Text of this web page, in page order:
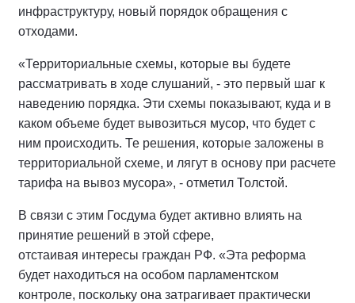
инфраструктуру, новый порядок обращения с
отходами.
«Территориальные схемы, которые вы будете
рассматривать в ходе слушаний, - это первый шаг к
наведению порядка. Эти схемы показывают, куда и в
каком объеме будет вывозиться мусор, что будет с
ним происходить. Те решения, которые заложены в
территориальной схеме, и лягут в основу при расчете
тарифа на вывоз мусора», - отметил Толстой.
В связи с этим Госдума будет активно влиять на
принятие решений в этой сфере,
отстаивая интересы граждан РФ. «Эта реформа
будет находиться на особом парламентском
контроле, поскольку она затрагивает практически